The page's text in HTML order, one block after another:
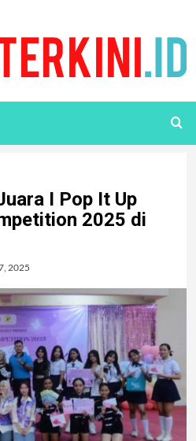
I Pop It Up
2025 di
2025